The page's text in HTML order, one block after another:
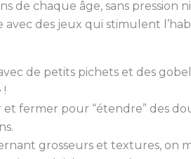
de chaque âge, sans pression
des jeux qui stimulent
de petits pichets et des
!
et fermer pour “étendre” des
grosseurs et textures, on